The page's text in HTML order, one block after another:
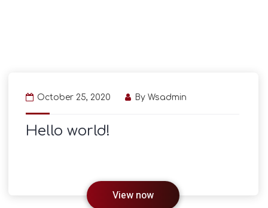
October 25, 2020 ByWsadmin
Hello world!
View now